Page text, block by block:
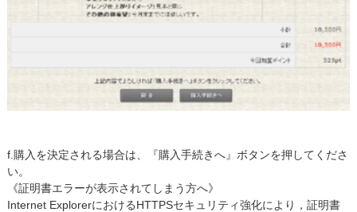
f.購入を決定される場合は、『購入手続きへ』ボタンを押してくださ
い。
《証明書エラーが表示されてしまう方へ》
Internet ExplorerにおけるHTTPSセキュリティ強化により，証明書